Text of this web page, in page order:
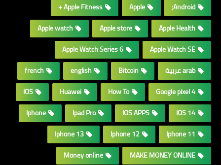
Android;
Apple
Apple Fitness +
Apple Health
Apple store
Apple watch
Apple Watch SE
Apple Watch Series 6
arab عربية
Bitcoin
english
french
Google pixel 4
How To
Huawei
IOS
IOS 14
IOS APPS
Ipad Pro
Iphone
Iphone 11
Iphone 12
Iphone 13
MAKE MONEY ONLINE
Money online